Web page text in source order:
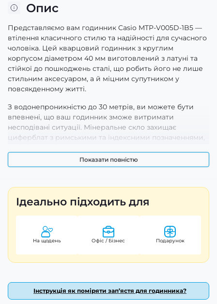
Опис
Представляємо вам годинник Casio MTP-V005D-1B5 —
втілення класичного стилю та надійності для сучасного
чоловіка. Цей кварцовий годинник з круглим
корпусом діаметром 40 мм виготовлений з латуні та
стійкої до пошкоджень сталі, що робить його не лише
стильним аксесуаром, а й міцним супутником у
повсякденному житті.
З водонепроникністю до 30 метрів, ви можете бути
впевнені, що ваш годинник зможе витримати
несподівані ситуації. Мінеральне скло захищає
циферблат з римськими та індексними позначеннями,
сріблястим кольором корпусу та браслета, що
дозволяє легко поєднувати його з різними стилями
одягу. Довжина ремінця — 25 мм, а вага годинника
складає всього 96 грамів, що робить його комфортним
для щоденного носіння.
Casio MTP-V005D-1B5 — це відмінний вибір для тих, хто
цінує якість, функціональність та класичний вигляд.
Підтверджена гарантія на 24 місяці надає додаткову
образу нотку вишуканості!
Показати повністю
Ідеально підходить для
На щодень Офіс / Бізнес Подарунок
Інструкція як поміряти зап’ястя для годинника?